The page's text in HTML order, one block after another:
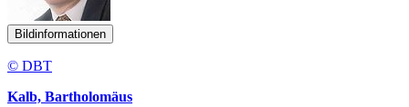
Bildinformationen
© DBT
Kalb, Bartholomäus